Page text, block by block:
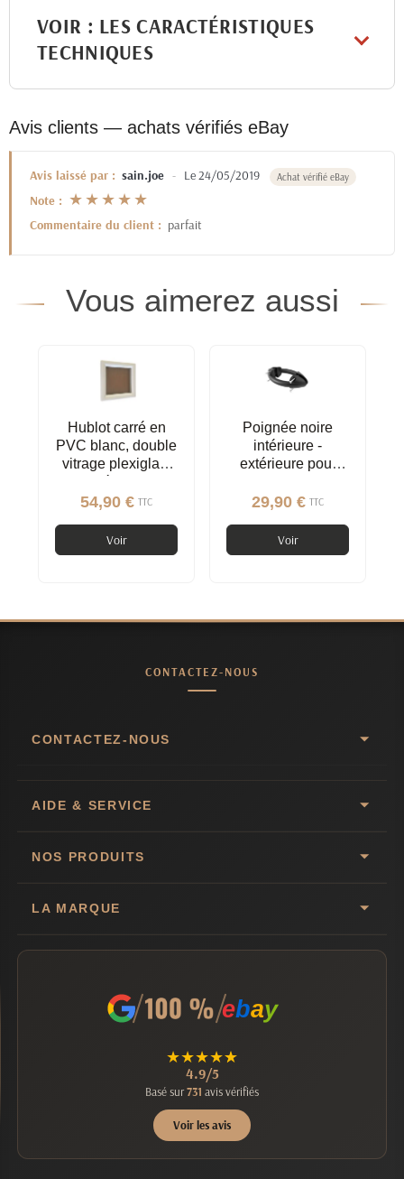
VOIR : LES CARACTÉRISTIQUES
TECHNIQUES
Avis clients — achats vérifiés eBay
Avis laissé par : sain.joe - Le 24/05/2019 Achat vérifié eBay
Note : ★★★★★
Commentaire du client : parfait
Vous aimerez aussi
Hublot carré en
PVC blanc, double
vitrage plexiglas,
54,90 € TTC
Voir
Poignée noire
intérieure -
extérieure pour
sectionnelle
29,90 € TTC
Voir
CONTACTEZ-NOUS
CONTACTEZ-NOUS
AIDE & SERVICE
NOS PRODUITS
LA MARQUE
ebay
★★★★★
4.9/5
Basé sur731 avis vérifiés
Voir les avis